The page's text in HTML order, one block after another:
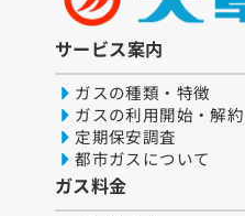
サービス案内
ガスの種類・特徴
ガスの利用開始・解約
定期保安調査
都市ガスについて
ガス料金